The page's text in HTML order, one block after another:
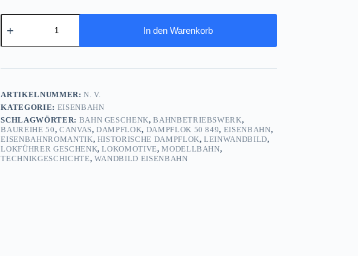
Dampflok
50
im
Bahnbetriebswerk
Bild
auf
Leinwand
Menge
In den Warenkorb
ARTIKELNUMMER:N. V.
KATEGORIE: EISENBAHN
SCHLAGWÖRTER: BAHN GESCHENK,BAHNBETRIEBSWERK,
BAUREIHE 50, CANVAS,DAMPFLOK, DAMPFLOK 50 849, EISENBAHN,
EISENBAHNROMANTIK, HISTORISCHE DAMPFLOK,LEINWANDBILD,
LOKFÜHRER GESCHENK,LOKOMOTIVE,MODELLBAHN,
TECHNIKGESCHICHTE, WANDBILD EISENBAHN